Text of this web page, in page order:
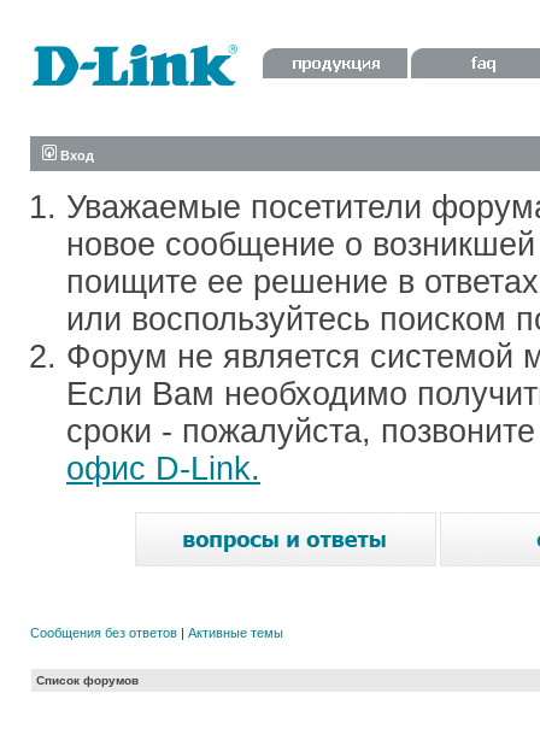
Вход
Уважаемые посетители
новое сообщение о
поищите ее решение в
или воспользуйтесь поиском
Форум не является системой
Если Вам необходимо
сроки - пожалуйста,
офис D-Link.
Сообщения без ответов | Активные темы
Список форумов